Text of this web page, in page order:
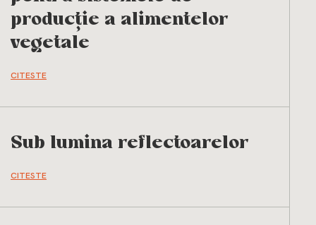
producție a alimentelor
vegetale
CITESTE
Sub lumina reflectoarelor
CITESTE